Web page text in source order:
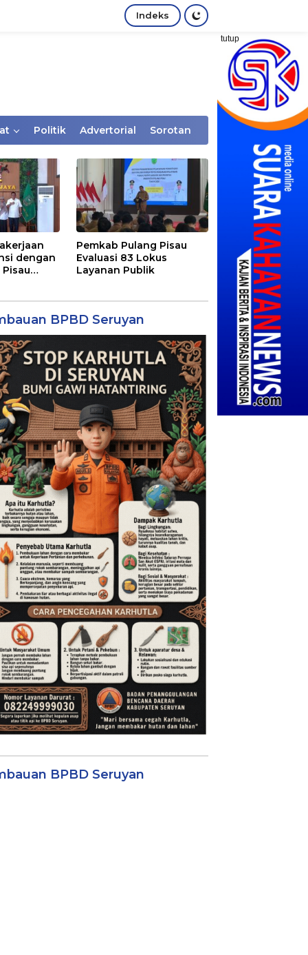
Indeks
tutup
Politik Advertorial Sorotan
dengan
Pemkab Pulang Pisau
Evaluasi 83 Lokus
Layanan Publik
BPBD Seruyan
BPBD Seruyan